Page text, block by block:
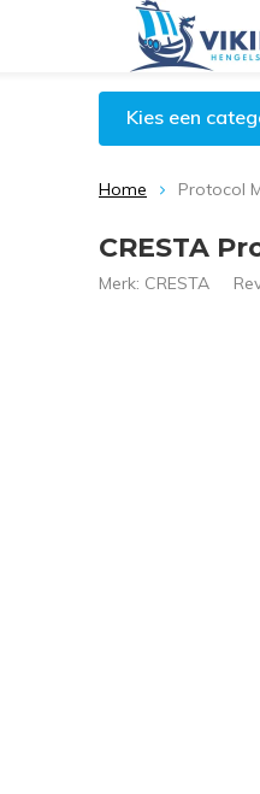
Kies een
Home Protocol
CRESTA
Merk: CRESTA